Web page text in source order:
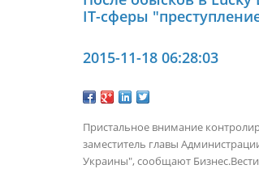
IT-сферы
2015-11-18 06:28:03
Пристальное внимание
заместитель главы
Украины", сообщают Бизнес.Вести